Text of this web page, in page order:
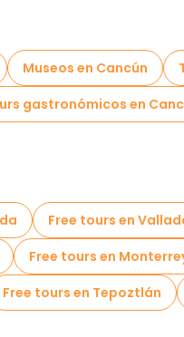
Museos en Cancún
gastronómicos en
Free tours en
Free tours en
Free tours en Tepoztlán